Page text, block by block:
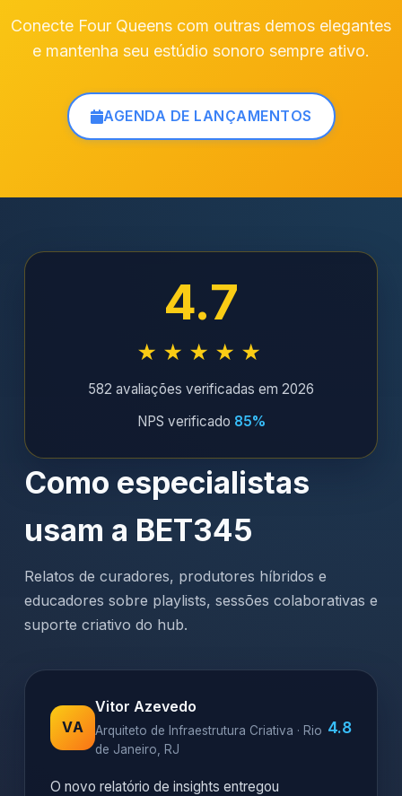
Conecte Four Queens com outras demos elegantes
e mantenha seu estúdio sonoro sempre ativo.
AGENDA DE LANÇAMENTOS
4.7
★★★★★
582 avaliações verificadas em 2026
NPS verificado 85%
Como especialistas
usam a BET345
Relatos de curadores, produtores híbridos e
educadores sobre playlists, sessões colaborativas e
suporte criativo do hub.
VA
Vitor Azevedo
Arquiteto de Infraestrutura Criativa · Rio
de Janeiro, RJ
4.8
O novo relatório de insights entregou